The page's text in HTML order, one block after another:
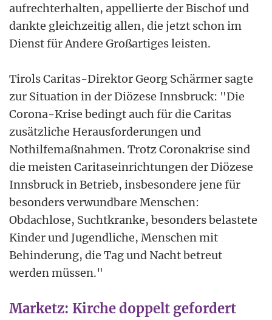
aufrechterhalten, appellierte der Bischof und
dankte gleichzeitig allen, die jetzt schon im
Dienst für Andere Großartiges leisten.
Tirols Caritas-Direktor Georg Schärmer sagte
zur Situation in der Diözese Innsbruck: "Die
Corona-Krise bedingt auch für die Caritas
zusätzliche Herausforderungen und
Nothilfemaßnahmen. Trotz Coronakrise sind
die meisten Caritaseinrichtungen der Diözese
Innsbruck in Betrieb, insbesondere jene für
besonders verwundbare Menschen:
Obdachlose, Suchtkranke, besonders belastete
Kinder und Jugendliche, Menschen mit
Behinderung, die Tag und Nacht betreut
werden müssen."
Marketz: Kirche doppelt gefordert